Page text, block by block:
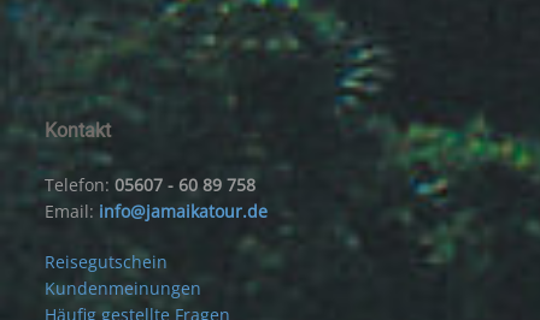
Kontakt
Telefon:05607 - 60 89 758
Email: info@jamaikatour.de
Reisegutschein
Kundenmeinungen
Häufig gestellte Fragen